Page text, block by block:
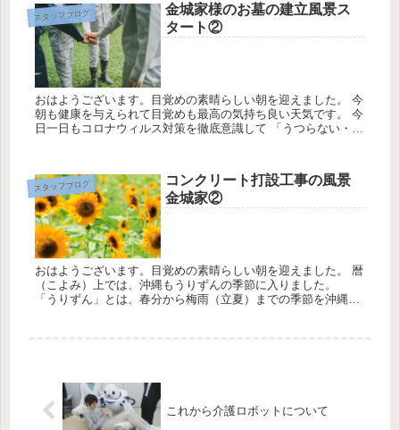
スタッフブログ
金城家様のお墓の建立風景ス
タート②
おはようございます。目覚めの素晴らしい朝を迎えました。 今
朝も健康を与えられて目覚めも最高の気持ち良い天気です。 今
日一日もコロナウィルス対策を徹底意識して 「うつらない・う
スタッフブログ
コンクリート打設工事の風景
金城家②
おはようございます。目覚めの素晴らしい朝を迎えました。 暦
（こよみ）上では、沖縄もうりずんの季節に入りました。
「うりずん」とは、春分から梅雨（立夏）までの季節を沖縄の
これから介護ロボットについて